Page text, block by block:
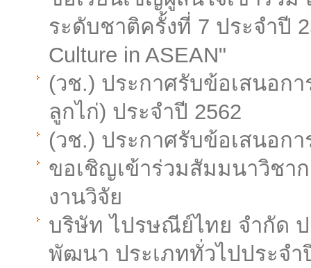
ระดับชาติครั้งที่ 7 ประจำปี
Culture in ASEAN"
(วช.) ประกาศรับข้อเสนอก
ลูกไก่) ประจำปี 2562
(วช.) ประกาศรับข้อเสนอก
ขอเชิญเข้าร่วมสัมมนาวิชา
งานวิจัย
บริษัท ไปรษณีย์ไทย จำกัด
พัฒนา ประเภททั่วไปประจำ